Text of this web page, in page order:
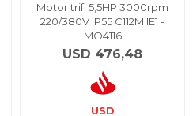
Motor trif. 5,5HP 3000rpm
220/380V IP55 C112M IE1 -
MO4116
USD 476,48
USD